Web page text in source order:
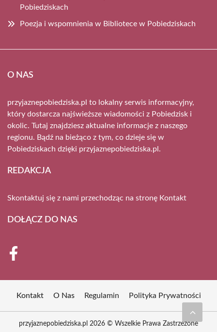
Pobiedziskach
Poezja i wspomnienia w Bibliotece w Pobiedziskach
O NAS
przyjaznepobiedziska.pl to lokalny serwis informacyjny,
który dostarcza najświeższe wiadomości z Pobiedzisk i
okolic. Tutaj znajdziesz aktualne informacje z naszego
regionu. Bądź na bieżąco z tym, co dzieje się w
Pobiedziskach dzięki przyjaznepobiedziska.pl.
REDAKCJA
Skontaktuj się z nami przechodząc na stronę Kontakt
DOŁĄCZ DO NAS
Kontakt O Nas Regulamin Polityka Prywatności
przyjaznepobiedziska.pl 2026 © Wszelkie Prawa Zastrzeżone